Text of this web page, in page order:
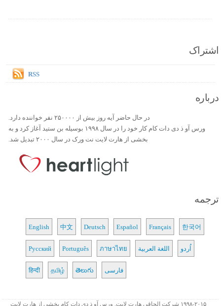
اشتراک
RSS
درباره
در حال حاضر آیه روز بیش از ۲۵۰۰۰۰ نفر خواننده دارد.
ورس آو ذ دی دات کام کار خود را در سال ۱۹۹۸ بوسیله بن ستید آغاز کرد و به
بخشی از هارت لایت نت ورک در سال ۲۰۰۰ تبدیل شد.
ترجمه
English 中文 Deutsch Español Français 한국어
Русский Português ภาษาไทย اللغة العربية اُردو
हिन्दी தமிழ் తెలుగు فارسی
۱۹۹۸-۲۰۱۵ شرکت الحاقی هارت لایت. ورس آو ذ دی دات کام بخشی از هارت لایت